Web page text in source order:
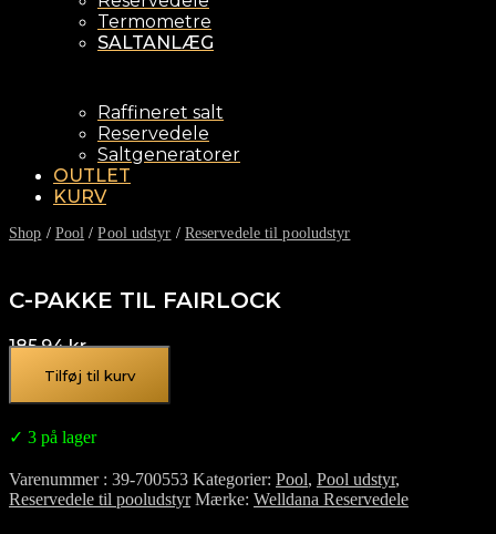
Termometre
SALTANLÆG
Raffineret salt
Reservedele
Saltgeneratorer
OUTLET
KURV
Shop / Pool /Pool udstyr / Reservedele til pooludstyr
C-PAKKE TIL FAIRLOCK
185,94kr.
Tilføj til kurv
✓ 3 på lager
Varenummer 39-700553 Kategorier Pool, Pool udstyr,
Reservedele til pooludstyr Mærke Welldana Reservedele